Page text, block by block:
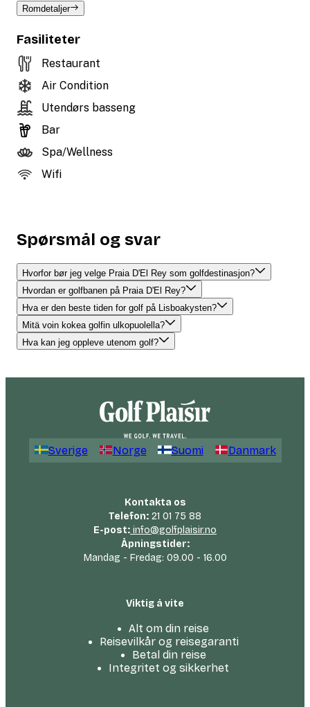
Romdetaljer
Fasiliteter
Restaurant
Air Condition
Utendørs basseng
Bar
Spa/Wellness
Wifi
Spørsmål og svar
Hvorfor bør jeg velge Praia D'El Rey som golfdestinasjon?
Hvordan er golfbanen på Praia D'El Rey?
Hva er den beste tiden for golf på Lisboakysten?
Mitä voin kokea golfin ulkopuolella?
Hva kan jeg oppleve utenom golf?
Sverige Norge Suomi Danmark
Kontakta os
Telefon: 21 01 75 88
E-post: info@golfplaisir.no
Åpningstider:
Mandag - Fredag: 09.00 - 16.00
Viktig å vite
Alt om din reise
Reisevilkår og reisegaranti
Betal din reise
Integritet og sikkerhet